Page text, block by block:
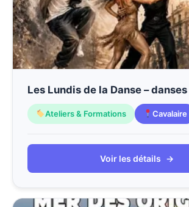
Les Lundis de la Danse –
Ateliers & Formations Cavalaire
Voir les détails →